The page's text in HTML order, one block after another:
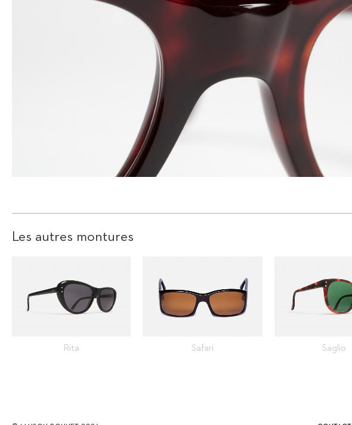
Les autres montures
Rita Safari Saglio